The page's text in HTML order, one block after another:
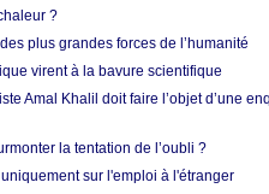
?
plus grandes forces de l’humanité
virent à la bavure scientifique
Amal Khalil doit faire l’objet d’une
la tentation de l’oubli ?
sur l'emploi à l'étranger